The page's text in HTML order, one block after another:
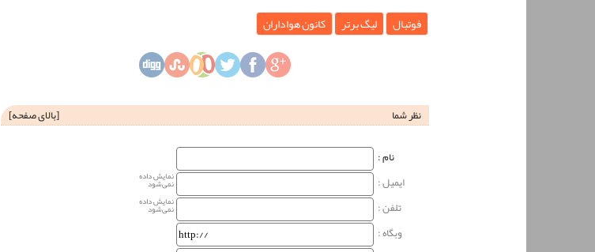
فوتبال لیگ برتر کانون هواداران
نظر شما [بالای صفحه]
نام‌ :
ایمیل :
نمایش داده
نمی‌شود
تلفن : نمایش داده
نمی‌شود
وبگاه‌ :